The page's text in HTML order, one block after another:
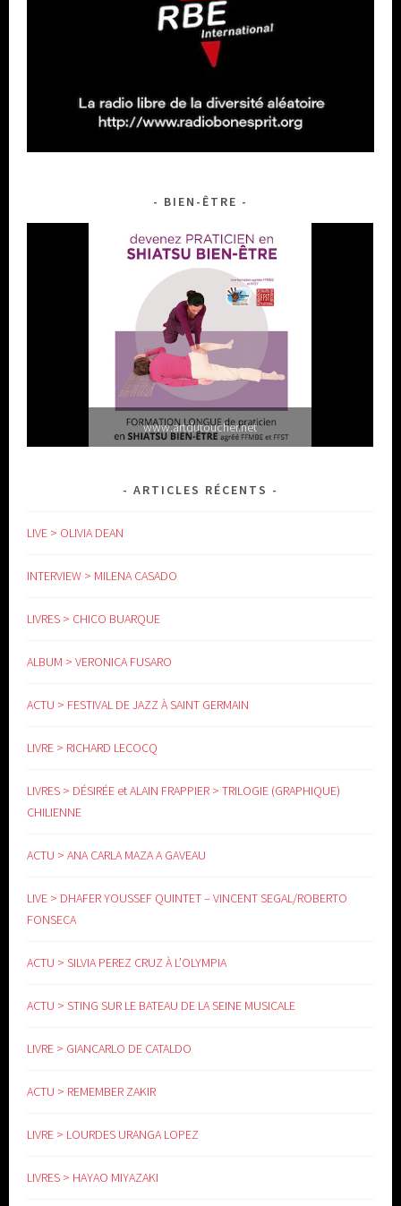
BIEN-ÊTRE
www.artdutoucher.net
ARTICLES RÉCENTS
LIVE > OLIVIA DEAN
INTERVIEW > MILENA CASADO
LIVRES > CHICO BUARQUE
ALBUM > VERONICA FUSARO
ACTU > FESTIVAL DE JAZZ À SAINT GERMAIN
LIVRE > RICHARD LECOCQ
LIVRES > DÉSIRÉE et ALAIN FRAPPIER > TRILOGIE (GRAPHIQUE)
CHILIENNE
ACTU > ANA CARLA MAZA A GAVEAU
LIVE > DHAFER YOUSSEF QUINTET – VINCENT SEGAL/ROBERTO
FONSECA
ACTU > SILVIA PEREZ CRUZ À L’OLYMPIA
ACTU > STING SUR LE BATEAU DE LA SEINE MUSICALE
LIVRE > GIANCARLO DE CATALDO
ACTU > REMEMBER ZAKIR
LIVRE > LOURDES URANGA LOPEZ
LIVRES > HAYAO MIYAZAKI